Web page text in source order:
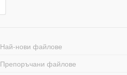
Най-нови файлове
Препоръчани файлове